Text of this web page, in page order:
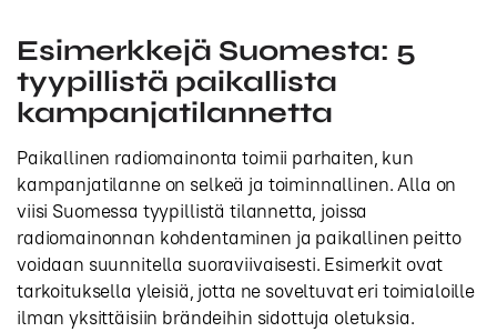
Esimerkkejä Suomesta: 5
tyypillistä paikallista
kampanjatilannetta
Paikallinen radiomainonta toimii parhaiten, kun
kampanjatilanne on selkeä ja toiminnallinen. Alla on
viisi Suomessa tyypillistä tilannetta, joissa
radiomainonnan kohdentaminen ja paikallinen peitto
voidaan suunnitella suoraviivaisesti. Esimerkit ovat
tarkoituksella yleisiä, jotta ne soveltuvat eri toimialoille
ilman yksittäisiin brändeihin sidottuja oletuksia.